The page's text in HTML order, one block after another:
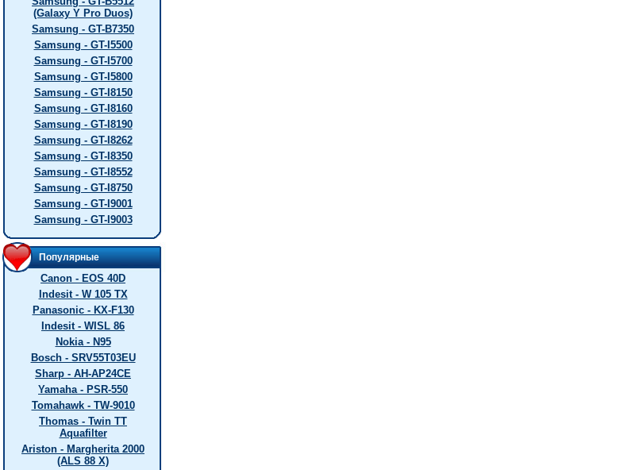
(Galaxy Y Pro Duos)
Samsung - GT-B7350
Samsung - GT-I5500
Samsung - GT-I5700
Samsung - GT-I5800
Samsung - GT-I8150
Samsung - GT-I8160
Samsung - GT-I8190
Samsung - GT-I8262
Samsung - GT-I8350
Samsung - GT-I8552
Samsung - GT-I8750
Samsung - GT-I9001
Samsung - GT-I9003
Популярные
Canon - EOS 40D
Indesit - W 105 TX
Panasonic - KX-F130
Indesit - WISL 86
Nokia - N95
Bosch - SRV55T03EU
Sharp - AH-AP24CE
Yamaha - PSR-550
Tomahawk - TW-9010
Thomas - Twin TT
Aquafilter
Ariston - Margherita 2000
(ALS 88 X)